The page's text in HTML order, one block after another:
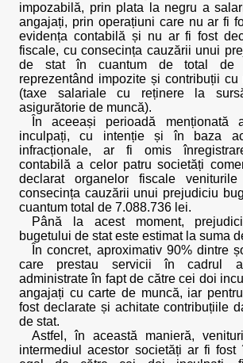
impozabilă, prin plata la negru a
angajați, prin operațiuni care nu ar fi
evidența contabilă și nu ar fi fost
fiscale, cu consecința cauzării unui
de stat în cuantum de total de
reprezentând impozite și contribuții
(taxe salariale cu reținere la
asigurătorie de muncă).
În aceeași perioadă menționată
inculpați, cu intenție și în baza
infracționale, ar fi omis
contabilă a celor patru societăți
declarat organelor fiscale
consecința cauzării unui prejudiciu
cuantum total de 7.088.736 lei.
Până la acest moment,
bugetului de stat este estimat la suma
În concret, aproximativ 90% dintre
care prestau servicii în cadrul
administrate în fapt de către cei doi
angajați cu carte de muncă, iar
fost declarate și achitate contribuțiile
de stat.
Astfel, în această manieră,
intermediul acestor societăți ar fi fost